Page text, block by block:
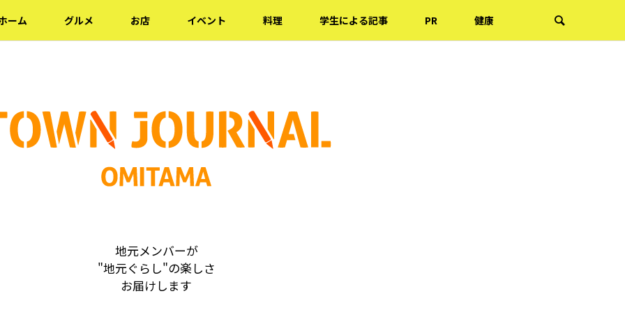
ーム グルメ お店 イベント 料理 学生による記事 PR 健康
地元メンバーが
"地元ぐらし"の楽しさ
お届けします